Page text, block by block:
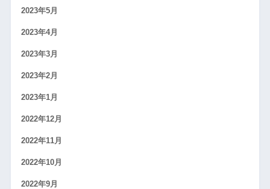
2023年5月
2023年4月
2023年3月
2023年2月
2023年1月
2022年12月
2022年11月
2022年10月
2022年9月